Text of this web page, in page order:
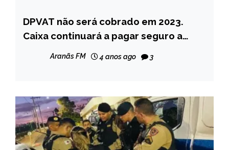
BRASIL
NOTÍCIAS
DPVAT não será cobrado em 2023.
Caixa continuará a pagar seguro a
Aranãs FM 4 anos ago 3